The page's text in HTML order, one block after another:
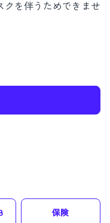
クを伴うためできませ
保険